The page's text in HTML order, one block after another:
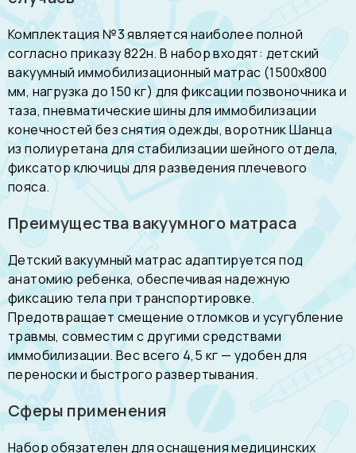
Комплектация №3 является наиболее полной
согласно приказу 822н. В набор входят: детский
вакуумный иммобилизационный матрас (1500х800
мм, нагрузка до 150 кг) для фиксации позвоночника и
таза, пневматические шины для иммобилизации
конечностей без снятия одежды, воротник Шанца
из полиуретана для стабилизации шейного отдела,
фиксатор ключицы для разведения плечевого
пояса.
Преимущества вакуумного матраса
Детский вакуумный матрас адаптируется под
анатомию ребенка, обеспечивая надежную
фиксацию тела при транспортировке.
Предотвращает смещение отломков и усугубление
травмы, совместим с другими средствами
иммобилизации. Вес всего 4,5 кг — удобен для
переноски и быстрого развертывания.
Сферы применения
Набор обязателен для оснащения медицинских